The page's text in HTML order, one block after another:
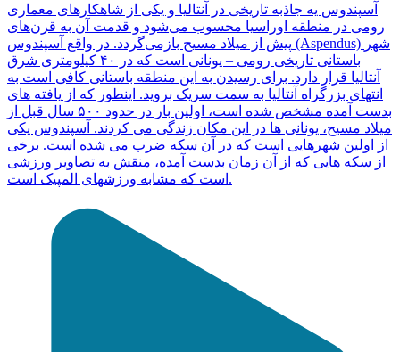
آسپندوس یه جاذبه تاریخی در آنتالیا و یکی از شاهکارهای معماری
رومی در منطقه اوراسیا محسوب می‌شود و قدمت آن به قرن‌های
پیش از میلاد مسیح بازمی‌گردد. در واقع آسپندوس (Aspendus) شهر
باستانی تاریخی رومی – یونانی است که در ۴۰ کیلومتری شرق
آنتالیا قرار دارد. برای رسیدن به این منطقه باستانی کافی است به
انتهای بزرگراه آنتالیا به سمت سریک بروید. اینطور که از یافته های
بدست آمده مشخص شده است، اولین بار در حدود ۵۰۰ سال قبل از
میلاد مسیح، یونانی ها در این مکان زندگی می کردند. آسپندوس یکی
از اولین شهرهایی است که در آن سکه ضرب می شده است. برخی
از سکه هایی که از آن زمان بدست آمده، منقش به تصاویر ورزشی
است که مشابه ورزشهای المپیک است.